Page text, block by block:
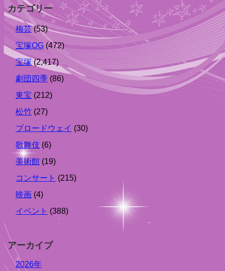
カテゴリー
梅芸(53)
宝塚OG (472)
宝塚 (2,417)
劇団四季 (86)
東宝 (212)
松竹 (27)
ブロードウェイ (30)
歌舞伎 (6)
美術館 (19)
コンサート (215)
映画 (4)
イベント (388)
アーカイブ
2026年